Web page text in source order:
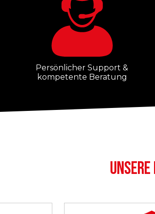
Persönlicher Support &
kompetente Beratung